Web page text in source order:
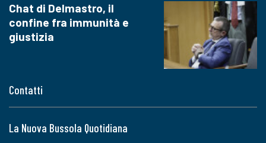
Contatti
La Nuova Bussola Quotidiana
Chat di Delmastro, il
confine fra immunità e
giustizia